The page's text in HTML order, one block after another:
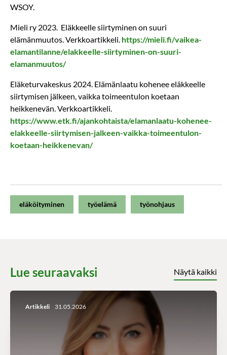
WSOY.
Mieli ry 2023. Eläkkeelle siirtyminen on suuri
elämänmuutos. Verkkoartikkeli. https://mieli.fi/vaikea-
elamantilanne/elakkeelle-siirtyminen-on-suuri-
elamanmuutos/
Eläketurvakeskus 2024. Elämänlaatu kohenee eläkkeelle
siirtymisen jälkeen, vaikka toimeentulon koetaan
heikkenevän. Verkkoartikkeli.
https://www.etk.fi/ajankohtaista/elamanlaatu-kohenee-
elakkeelle-siirtymisen-jalkeen-vaikka-toimeentulon-
koetaan-heikkenevan/
eläköityminen työelämä työnohjaus
Lue seuraavaksi Näytä kaikki
Artikkeli 31.05.2026